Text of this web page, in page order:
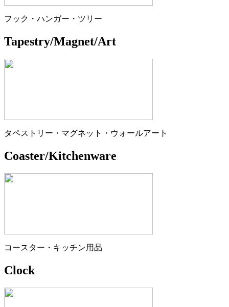
フック・ハンガー・ツリー
Tapestry/Magnet/Art
タペストリー・マグネット・ウォールアート
Coaster/Kitchenware
コースター・キッチン用品
Clock